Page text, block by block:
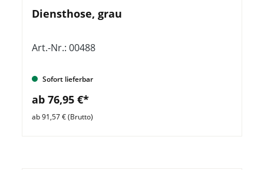
Diensthose, grau
Art.-Nr.: 00488
Sofort lieferbar
ab 76,95 €*
ab 91,57 € (Brutto)